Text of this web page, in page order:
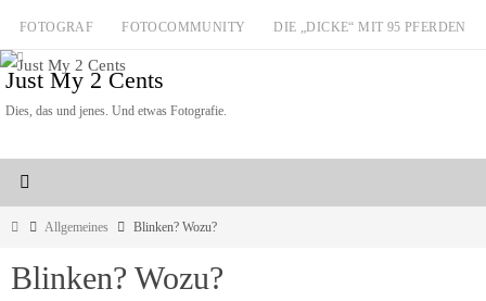
Zum
Inhalt
springen
FOTOGRAF FOTOCOMMUNITY DIE „DICKE“ MIT 95 PFERDEN
Just My 2 Cents
Dies, das und jenes. Und etwas Fotografie.
StartAllgemeines Blinken? Wozu?
Blinken? Wozu?